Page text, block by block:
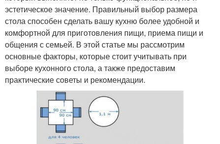
эстетическое значение. Правильный выбор размера
стола способен сделать вашу кухню более удобной и
комфортной для приготовления пищи, приема пищи и
общения с семьей. В этой статье мы рассмотрим
основные факторы, которые стоит учитывать при
выборе кухонного стола, а также предоставим
практические советы и рекомендации.